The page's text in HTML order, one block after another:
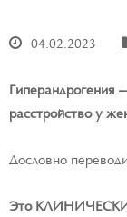
04.02.2023
Гиперандрогения
расстройство у
Дословно
Это